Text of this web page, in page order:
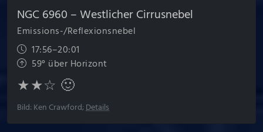
NGC 6960 – Westlicher Cirrus­nebel
Emissions-/Reflexionsnebel
17:56–20:01
59° über Horizont
★★☆ 🙂
Bild: Ken Crawford;Details